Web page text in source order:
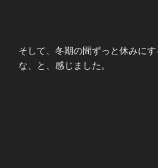
そして、冬期の間ずっと休みに
な、と、感じました。